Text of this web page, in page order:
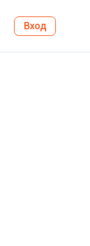
Вход